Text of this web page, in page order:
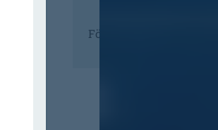
Förderer